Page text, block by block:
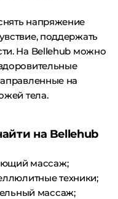
напряжение
поддержать
На Bellehub можно
на
тела.
на Bellehub
массаж;
техники;
массаж;